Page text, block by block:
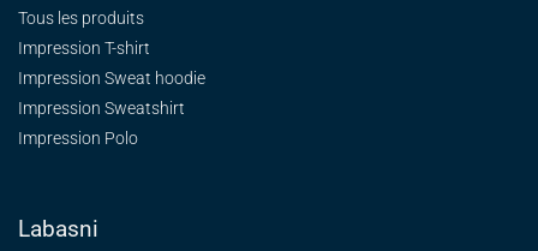
Tous les produits
Impression T-shirt
Impression Sweat hoodie
Impression Sweatshirt
Impression Polo
Labasni